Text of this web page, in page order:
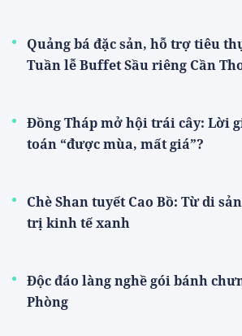
Quảng bá đặc sản, hỗ trợ tiêu
Tuần lễ Buffet Sầu riêng Cần
Đồng Tháp mở hội trái cây: Lời
toán “được mùa, mất giá”?
Chè Shan tuyết Cao Bồ: Từ di
trị kinh tế xanh
Độc đáo làng nghề gói bánh
Phòng